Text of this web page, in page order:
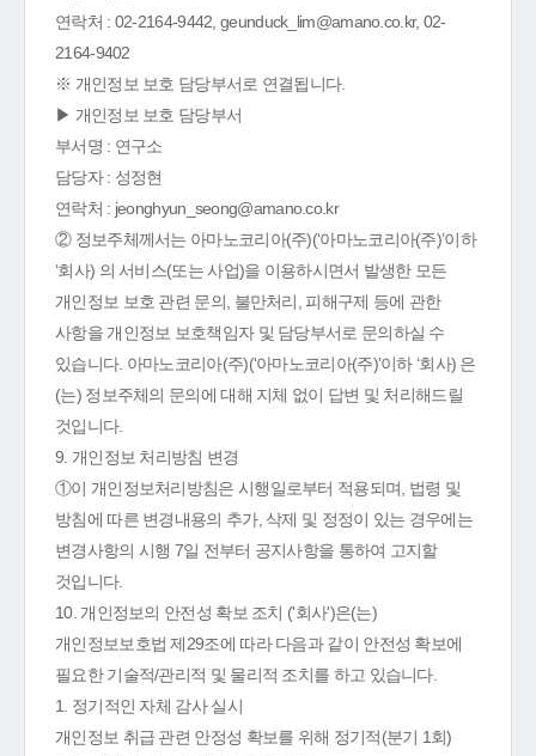
연락처 : 02-2164-9442, geunduck_lim@amano.co.kr, 02-
2164-9402
※ 개인정보 보호 담당부서로 연결됩니다.
▶ 개인정보 보호 담당부서
부서명 : 연구소
담당자 : 성정현
연락처 : jeonghyun_seong@amano.co.kr
② 정보주체께서는 아마노코리아(주)(‘아마노코리아(주)’이하
‘회사) 의 서비스(또는 사업)을 이용하시면서 발생한 모든
개인정보 보호 관련 문의, 불만처리, 피해구제 등에 관한
사항을 개인정보 보호책임자 및 담당부서로 문의하실 수
있습니다. 아마노코리아(주)(‘아마노코리아(주)’이하 ‘회사) 은
(는) 정보주체의 문의에 대해 지체 없이 답변 및 처리해드릴
것입니다.
9. 개인정보 처리방침 변경
①이 개인정보처리방침은 시행일로부터 적용되며, 법령 및
방침에 따른 변경내용의 추가, 삭제 및 정정이 있는 경우에는
변경사항의 시행 7일 전부터 공지사항을 통하여 고지할
것입니다.
10. 개인정보의 안전성 확보 조치 ('회사')은(는)
개인정보보호법 제29조에 따라 다음과 같이 안전성 확보에
필요한 기술적/관리적 및 물리적 조치를 하고 있습니다.
1. 정기적인 자체 감사 실시
개인정보 취급 관련 안정성 확보를 위해 정기적(분기 1회)